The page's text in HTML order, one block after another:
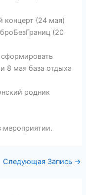
концерт (24 мая)
(20
8 мая база отдыха
родник
мероприятии.
Следующая Запись →